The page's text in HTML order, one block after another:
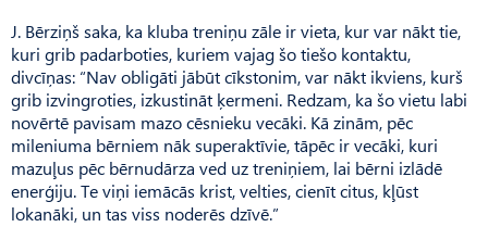
J. Bērziņš saka, ka kluba treniņu zāle ir vieta, kur var nākt tie,
kuri grib padarboties, kuriem vajag šo tiešo kontaktu,
divcīņas: “Nav obligāti jābūt cīkstonim, var nākt ikviens, kurš
grib izvingroties, izkustināt ķermeni. Redzam, ka šo vietu labi
novērtē pavisam mazo cēsnieku vecāki. Kā zinām, pēc
mileniuma bērniem nāk superaktīvie, tāpēc ir vecāki, kuri
mazuļus pēc bērnudārza ved uz treniņiem, lai bērni izlādē
enerģiju. Te viņi iemācās krist, velties, cienīt citus, kļūst
lokanāki, un tas viss noderēs dzīvē.”